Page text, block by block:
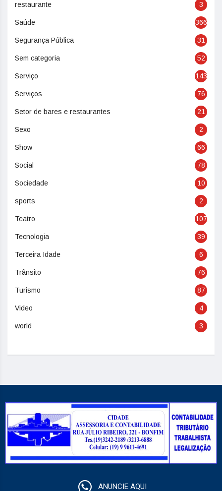
restaurante 3
Saúde 366
Segurança Pública 31
Sem categoria 52
Serviço 143
Serviços 76
Setor de bares e restaurantes 21
Sexo 2
Show 66
Social 78
Sociedade 10
sports 2
Teatro 107
Tecnologia 39
Terceira Idade 6
Trânsito 76
Turismo 87
Video 4
world 3
ANUNCIE AQUI